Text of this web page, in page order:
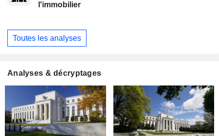
l'immobilier
Toutes les analyses
Analyses & décryptages